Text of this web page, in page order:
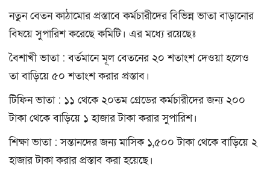
নতুন বেতন কাঠামোর প্রস্তাবে কর্মচারীদের বিভিন্ন ভাতা বাড়ানোর
বিষয়ে সুপারিশ করেছে কমিটি। এর মধ্যে রয়েছেঃ
বৈশাখী ভাতা : বর্তমানে মূল বেতনের ২০ শতাংশ দেওয়া হলেও
তা বাড়িয়ে ৫০ শতাংশ করার প্রস্তাব।
টিফিন ভাতা : ১১ থেকে ২০তম গ্রেডের কর্মচারীদের জন্য ২০০
টাকা থেকে বাড়িয়ে ১ হাজার টাকা করার সুপারিশ।
শিক্ষা ভাতা : সন্তানদের জন্য মাসিক ১,৫০০ টাকা থেকে বাড়িয়ে ২
হাজার টাকা করার প্রস্তাব করা হয়েছে।